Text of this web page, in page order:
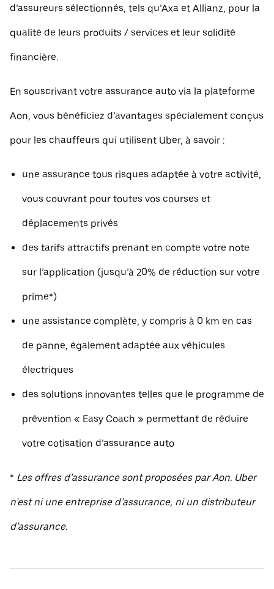
d’assureurs sélectionnés, tels qu’Axa et Allianz, pour la
qualité de leurs produits / services et leur solidité
financière.
En souscrivant votre assurance auto via la plateforme
Aon, vous bénéficiez d’avantages spécialement conçus
pour les chauffeurs qui utilisent Uber, à savoir :
une assurance tous risques adaptée à votre activité,
vous couvrant pour toutes vos courses et
déplacements privés
des tarifs attractifs prenant en compte votre note
sur l’application (jusqu’à 20% de réduction sur votre
prime*)
une assistance complète, y compris à 0 km en cas
de panne, également adaptée aux véhicules
électriques
des solutions innovantes telles que le programme de
prévention « Easy Coach » permettant de réduire
votre cotisation d’assurance auto
* Les offres d’assurance sont proposées par Aon. Uber
n’est ni une entreprise d’assurance, ni un distributeur
d’assurance.